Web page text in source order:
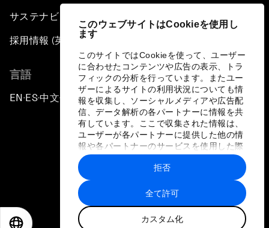
このウェブサイトはCookieを使用し
ます
このサイトではCookieを使って、ユーザー
に合わせたコンテンツや広告の表示、トラ
フィックの分析を行っています。またユー
ザーによるサイトの利用状況についても情
報を収集し、ソーシャルメディアや広告配
信、データ解析の各パートナーに情報を共
有しています。ここで収集された情報は、
ユーザーが各パートナーに提供した他の情
報や各パートナーのサービスを使用した際
に収集された情報と組み合わされ、各パー
トナーによって使用されることがありま
す。
全て許可
カスタム化
拒否
サステナビリティへの取り組み
採用情報 (英語のみ)
言語
EN ▪ES▪中文▪ 日本語
プライバシーポリシーと利用規約
サイトマップ
©
世界経済フォーラム